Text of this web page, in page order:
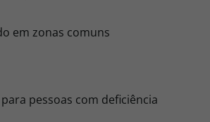
em zonas comuns
pessoas com deficiência